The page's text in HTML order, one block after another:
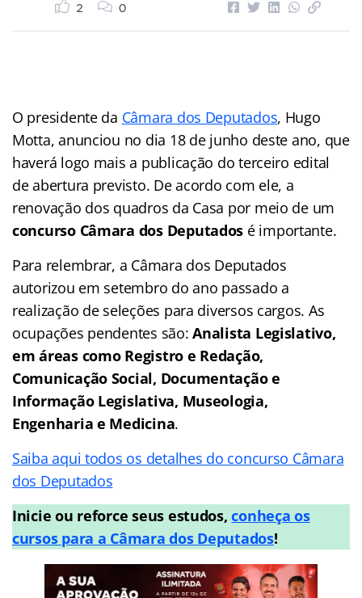
2 0
O presidente da Câmara dos Deputados, Hugo
Motta, anunciou no dia 18 de junho deste ano, que
haverá logo mais a publicação do terceiro edital
de abertura previsto. De acordo com ele, a
renovação dos quadros da Casa por meio de um
concurso Câmara dos Deputados é importante.
Para relembrar, a Câmara dos Deputados
autorizou em setembro do ano passado a
realização de seleções para diversos cargos. As
ocupações pendentes são:Analista Legislativo,
em áreas como Registro e Redação,
Comunicação Social, Documentação e
Informação Legislativa, Museologia,
Engenharia e Medicina.
Saiba aqui todos os detalhes do concurso Câmara
dos Deputados
Inicie ou reforce seus estudos,conheça os
cursos para a Câmara dos Deputados!